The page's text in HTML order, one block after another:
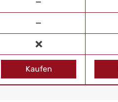
—
Kaufen